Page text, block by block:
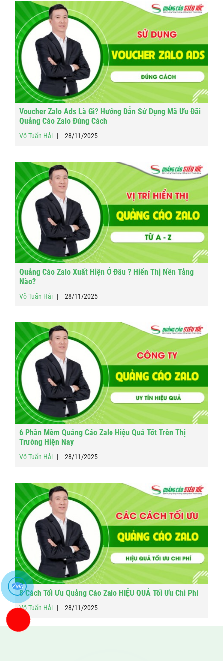
Voucher Zalo Ads Là Gì? Hướng Dẫn Sử Dụng Mã Ưu Đãi
Quảng Cáo Zalo Đúng Cách
Võ Tuấn Hải 28/11/2025
Quảng Cáo Zalo Xuất Hiện Ở Đâu ? Hiển Thị Nền Tảng
Nào?
Võ Tuấn Hải 28/11/2025
6 Phần Mềm Quảng Cáo Zalo Hiệu Quả Tốt Trên Thị
Trường Hiện Nay
Võ Tuấn Hải 28/11/2025
8 Cách Tối Ưu Quảng Cáo Zalo HIỆU QUẢ Tối Ưu Chi Phí
Võ Tuấn Hải 28/11/2025
Zalo